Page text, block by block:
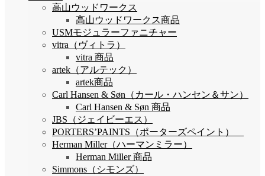
高山ウッドワークス
高山ウッドワークス商品
USMモジュラーファニチャー
vitra（ヴィトラ）
vitra 商品
artek（アルテック）
artek商品
Carl Hansen & Søn（カール・ハンセン＆サン）
Carl Hansen & Søn 商品
JBS（ジェイビーエス）
PORTERS’PAINTS（ポーターズペイント）
Herman Miller（ハーマンミラー）
Herman Miller 商品
Simmons（シモンズ）